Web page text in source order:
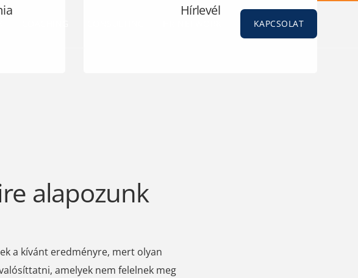
KAPCSOLAT
Hírlevél
alapozunk
a kívánt eredményre, mert olyan
amelyek nem felelnek meg